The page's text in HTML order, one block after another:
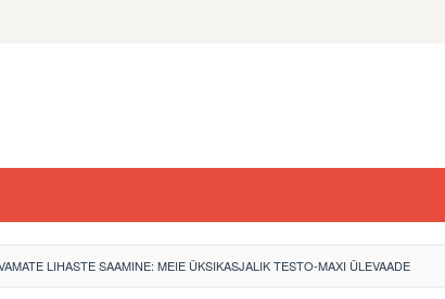
LIHASTE SAAMINE: MEIE ÜKSIKASJALIK TESTO-MAXI ÜLEVAADE